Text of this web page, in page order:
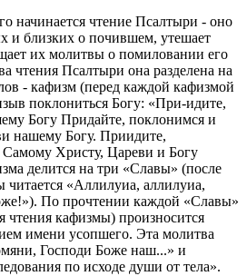
начинается чтение Псалтыри - оно
и близких о почившем, утешает
их молитвы о помиловании его
чтения Псалтыри она разделена на
- кафизм (перед каждой кафизмой
поклониться Богу: «При-идите,
Богу Придайте, поклонимся и
нашему Богу. Приидите,
Христу, Цареви и Богу
делится на три «Славы» (после
«Аллилуиа, аллилуиа,
По прочтении каждой «Славы»
чтения кафизмы) произносится
имени усопшего. Эта молитва
Господи Боже наш...» и
по исходе души от тела».